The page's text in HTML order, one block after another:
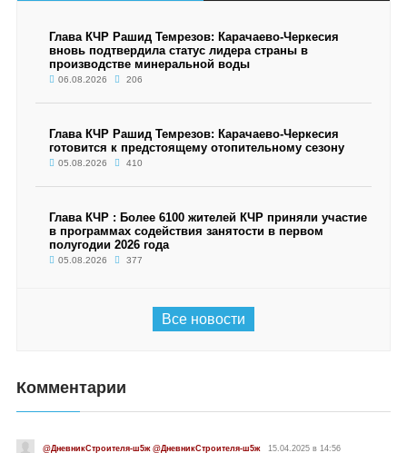
Глава КЧР Рашид Темрезов: Карачаево-Черкесия
вновь подтвердила статус лидера страны в
производстве минеральной воды
06.08.2026 206
Глава КЧР Рашид Темрезов: Карачаево-Черкесия
готовится к предстоящему отопительному сезону
05.08.2026 410
Глава КЧР : Более 6100 жителей КЧР приняли участие
в программах содействия занятости в первом
полугодии 2026 года
05.08.2026 377
Все новости
Комментарии
@ДневникСтроителя-ш5ж @ДневникСтроителя-ш5ж 15.04.2025 в 14:56